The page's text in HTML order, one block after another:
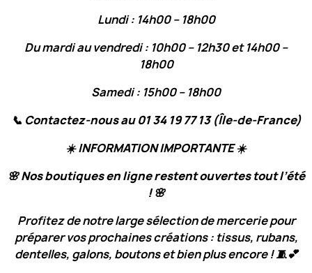
Lundi : 14h00 – 18h00
Du mardi au vendredi : 10h00 – 12h30 et 14h00 –
18h00
Samedi : 15h00 – 18h00
📞 Contactez-nous au 01 34 19 77 13 (Île-de-France)
☀️INFORMATION IMPORTANTE☀️
🌸Nos boutiques en ligne restent ouvertes tout l’été
!🌸
Profitez de notre large sélection de mercerie pour
préparer vos prochaines créations : tissus, rubans,
dentelles, galons, boutons et bien plus encore ! 🧵💕